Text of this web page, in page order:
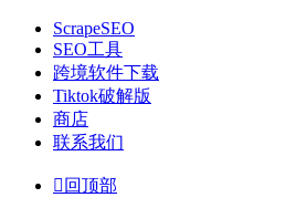
ScrapeSEO
SEO工具
跨境软件下载
Tiktok破解版
商店
联系我们
 回顶部